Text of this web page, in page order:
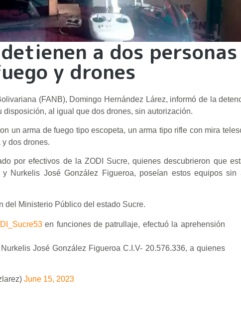
a dos personas
y drones
(FANB), Domingo Hernández Lárez, informó de la
al igual que dos drones, sin autorización.
un arma de fuego tipo escopeta, un arma tipo rifle con mira
dos drones.
por efectivos de la ZODI Sucre, quienes descubrieron que
Nurkelis José González Figueroa, poseían estos equipos sin
del Ministerio Público del estado Sucre.
en funciones de patrullaje, efectuó la aprehensión
José González Figueroa C.I.V- 20.576.336, a quienes
June 15, 2023